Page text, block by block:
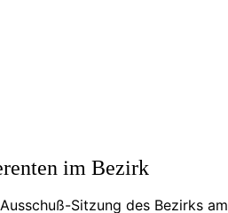
im Bezirk
Sitzung des Bezirks am